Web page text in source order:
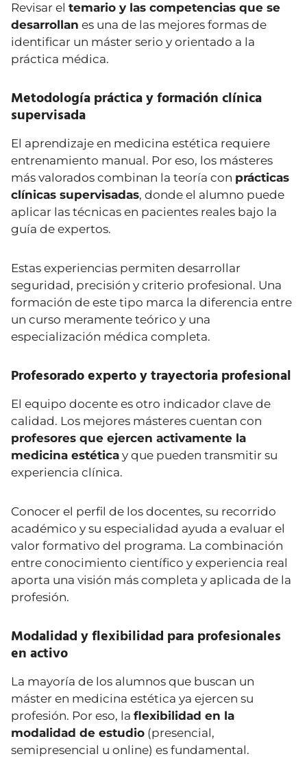
Revisar el temario y las competencias que se
desarrollan es una de las mejores formas de
identificar un máster serio y orientado a la
práctica médica.
Metodología práctica y formación clínica
supervisada
El aprendizaje en medicina estética requiere
entrenamiento manual. Por eso, los másteres
más valorados combinan la teoría con prácticas
clínicas supervisadas, donde el alumno puede
aplicar las técnicas en pacientes reales bajo la
guía de expertos.
Estas experiencias permiten desarrollar
seguridad, precisión y criterio profesional. Una
formación de este tipo marca la diferencia entre
un curso meramente teórico y una
especialización médica completa.
Profesorado experto y trayectoria profesional
El equipo docente es otro indicador clave de
calidad. Los mejores másteres cuentan con
profesores que ejercen activamente la
medicina estética y que pueden transmitir su
experiencia clínica.
Conocer el perfil de los docentes, su recorrido
académico y su especialidad ayuda a evaluar el
valor formativo del programa. La combinación
entre conocimiento científico y experiencia real
aporta una visión más completa y aplicada de la
profesión.
Modalidad y flexibilidad para profesionales
en activo
La mayoría de los alumnos que buscan un
máster en medicina estética ya ejercen su
profesión. Por eso, la flexibilidad en la
modalidad de estudio (presencial,
semipresencial u online) es fundamental.